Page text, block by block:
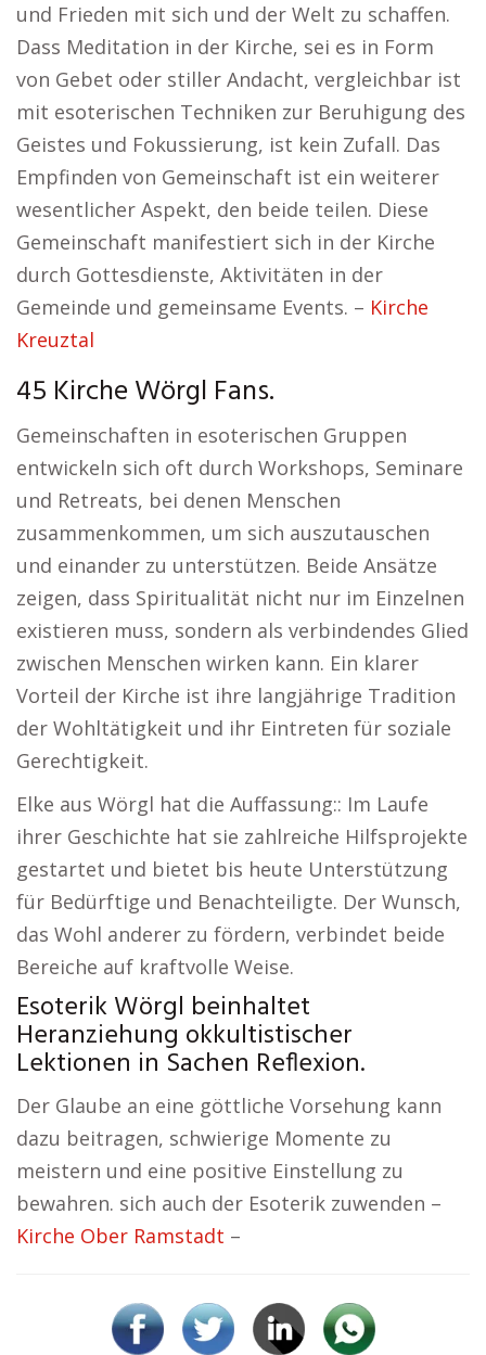
und Frieden mit sich und der Welt zu schaffen.
Dass Meditation in der Kirche, sei es in Form
von Gebet oder stiller Andacht, vergleichbar ist
mit esoterischen Techniken zur Beruhigung des
Geistes und Fokussierung, ist kein Zufall. Das
Empfinden von Gemeinschaft ist ein weiterer
wesentlicher Aspekt, den beide teilen. Diese
Gemeinschaft manifestiert sich in der Kirche
durch Gottesdienste, Aktivitäten in der
Gemeinde und gemeinsame Events. – Kirche
Kreuztal
45 Kirche Wörgl Fans.
Gemeinschaften in esoterischen Gruppen
entwickeln sich oft durch Workshops, Seminare
und Retreats, bei denen Menschen
zusammenkommen, um sich auszutauschen
und einander zu unterstützen. Beide Ansätze
zeigen, dass Spiritualität nicht nur im Einzelnen
existieren muss, sondern als verbindendes Glied
zwischen Menschen wirken kann. Ein klarer
Vorteil der Kirche ist ihre langjährige Tradition
der Wohltätigkeit und ihr Eintreten für soziale
Gerechtigkeit.
Elke aus Wörgl hat die Auffassung:: Im Laufe
ihrer Geschichte hat sie zahlreiche Hilfsprojekte
gestartet und bietet bis heute Unterstützung
für Bedürftige und Benachteiligte. Der Wunsch,
das Wohl anderer zu fördern, verbindet beide
Bereiche auf kraftvolle Weise.
Esoterik Wörgl beinhaltet
Heranziehung okkultistischer
Lektionen in Sachen Reflexion.
Der Glaube an eine göttliche Vorsehung kann
dazu beitragen, schwierige Momente zu
meistern und eine positive Einstellung zu
bewahren. sich auch der Esoterik zuwenden –
Kirche Ober Ramstadt –